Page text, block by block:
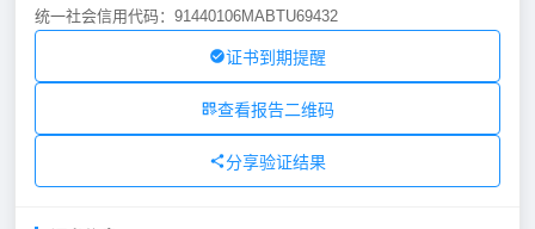
统一社会信用代码：91440106MABTU69432
证书到期提醒
查看报告二维码
分享验证结果